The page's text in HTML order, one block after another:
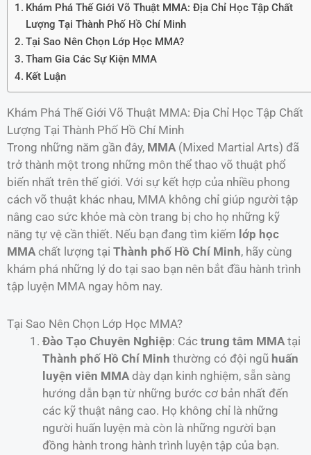
Khám Phá Thế Giới Võ Thuật MMA: Địa Chỉ Học Tập Chất
Lượng Tại Thành Phố Hồ Chí Minh
Tại Sao Nên Chọn Lớp Học MMA?
Tham Gia Các Sự Kiện MMA
Kết Luận
Khám Phá Thế Giới Võ Thuật MMA: Địa Chỉ Học Tập Chất
Lượng Tại Thành Phố Hồ Chí Minh
Trong những năm gần đây, MMA (Mixed Martial Arts) đã
trở thành một trong những môn thể thao võ thuật phổ
biến nhất trên thế giới. Với sự kết hợp của nhiều phong
cách võ thuật khác nhau, MMA không chỉ giúp người tập
nâng cao sức khỏe mà còn trang bị cho họ những kỹ
năng tự vệ cần thiết. Nếu bạn đang tìm kiếm lớp học
MMA chất lượng tại Thành phố Hồ Chí Minh, hãy cùng
khám phá những lý do tại sao bạn nên bắt đầu hành trình
tập luyện MMA ngay hôm nay.
Tại Sao Nên Chọn Lớp Học MMA?
Đào Tạo Chuyên Nghiệp: Các trung tâm MMAtại
Thành phố Hồ Chí Minh thường có đội ngũ huấn
luyện viên MMAdày dạn kinh nghiệm, sẵn sàng
hướng dẫn bạn từ những bước cơ bản nhất đến
các kỹ thuật nâng cao. Họ không chỉ là những
người huấn luyện mà còn là những người bạn
đồng hành trong hành trình luyện tập của bạn.